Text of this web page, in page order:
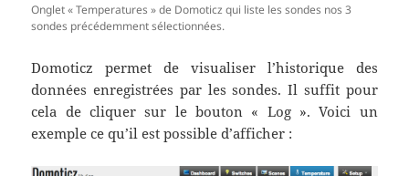
Onglet « Temperatures » de Domoticz qui liste les sondes nos 3
sondes précédemment sélectionnées.
Domoticz permet de visualiser l’historique des
données enregistrées par les sondes. Il suffit pour
cela de cliquer sur le bouton « Log ». Voici un
exemple ce qu’il est possible d’afficher :